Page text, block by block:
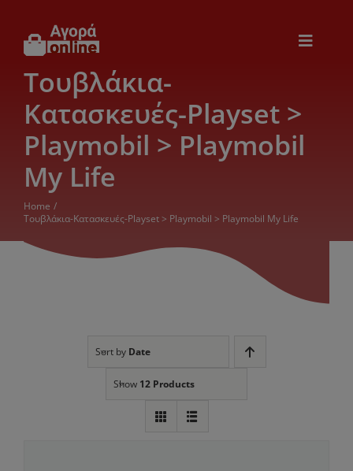
περιεχόμενο
Toggle
Εικόνα & Ήχος
Παιχνίδια
Θέρμανση – Ψύξη
Ηλεκτρονικά
Τουβλάκια-
Κατασκευές-Playset >
Playmobil > Playmobil
My Life
Home
Τουβλάκια-Κατασκευές-Playset > Playmobil > Playmobil My Life
Sort by Date
Show 12 Products